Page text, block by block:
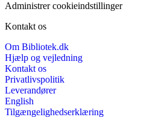
Administrer cookieindstillinger
Kontakt os
Om Bibliotek.dk
Hjælp og vejledning
Kontakt os
Privatlivspolitik
Leverandører
English
Tilgængelighedserklæring